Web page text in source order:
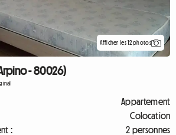
Afficher les 12 photos
- 80026)
Appartement
Colocation
:
2 personnes